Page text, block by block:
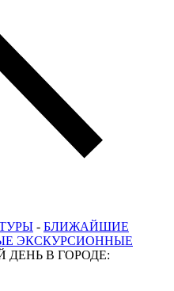
- БЛИЖАЙШИЕ
ЭКСКУРСИОННЫЕ
В ГОРОДЕ: